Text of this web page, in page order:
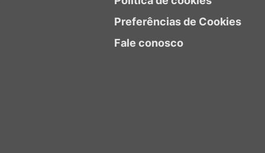
Preferências de Cookies
Fale conosco